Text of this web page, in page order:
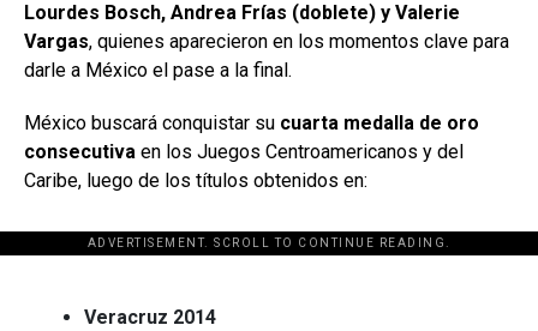
Lourdes Bosch, Andrea Frías (doblete) y Valerie
Vargas, quienes aparecieron en los momentos clave para
darle a México el pase a la final.
México buscará conquistar su cuarta medalla de oro
consecutiva en los Juegos Centroamericanos y del
Caribe, luego de los títulos obtenidos en:
ADVERTISEMENT. SCROLL TO CONTINUE READING.
[adsforwp id="243463"]
Veracruz 2014